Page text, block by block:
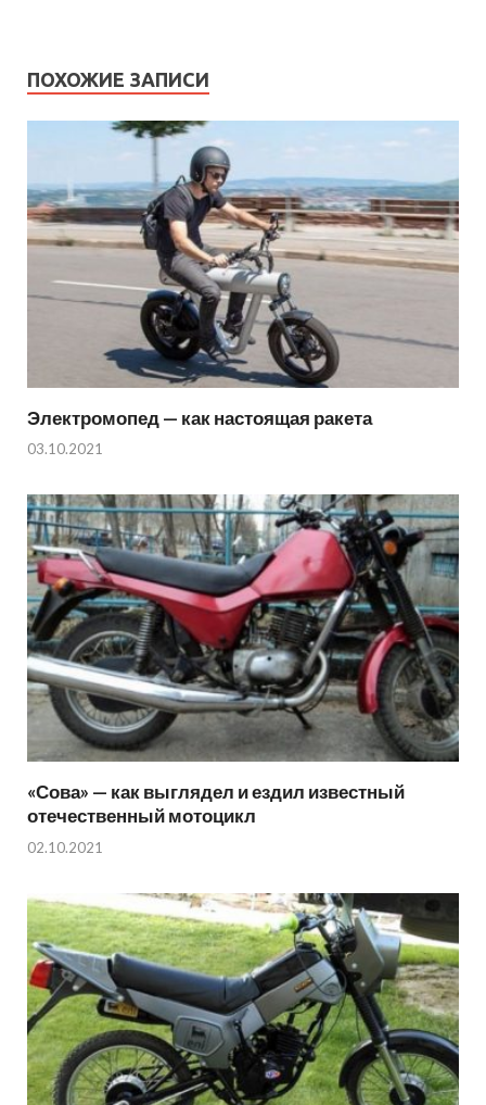
ПОХОЖИЕ ЗАПИСИ
Электромопед — как настоящая ракета
03.10.2021
«Сова» — как выглядел и ездил известный
отечественный мотоцикл
02.10.2021